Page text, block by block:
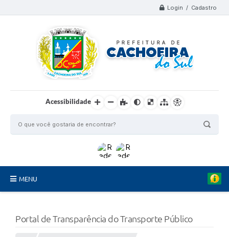
Login / Cadastro
Acessibilidade
MENU
Telefones
Portal de Transparência do Transporte Público